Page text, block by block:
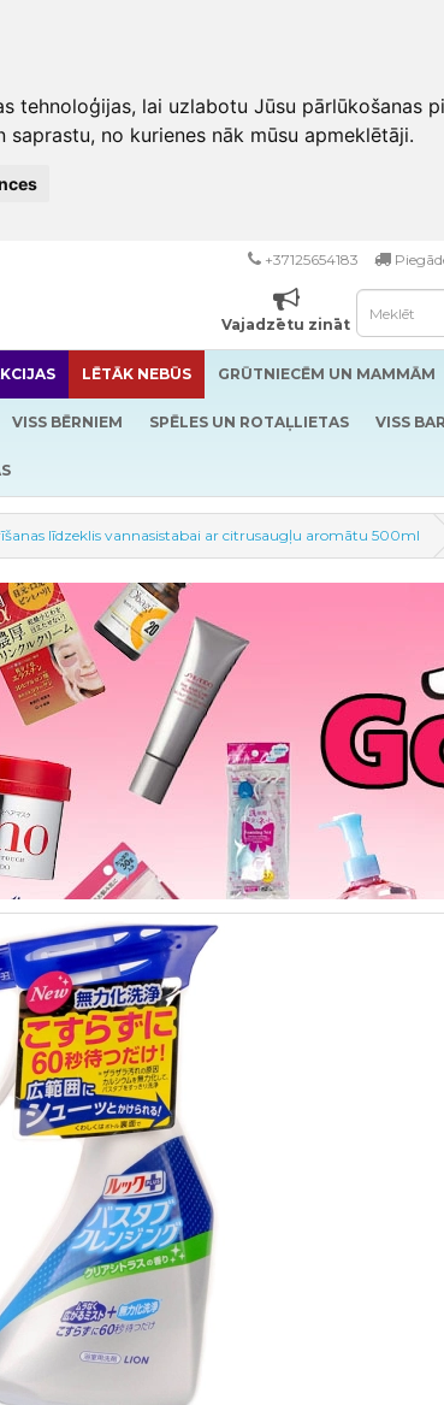
tehnoloģijas, lai uzlabotu Jūsu
no kurienes nāk mūsu apmeklētāji.
+37125654183
Vajadzētu zināt
LĒTĀK NEBŪS GRŪTNIECĒM UN MAMMĀM
VISS BĒRNIEM SPĒLES UN ROTAĻLIETAS VISS
līdzeklis vannasistabai ar citrusaugļu aromātu 500ml